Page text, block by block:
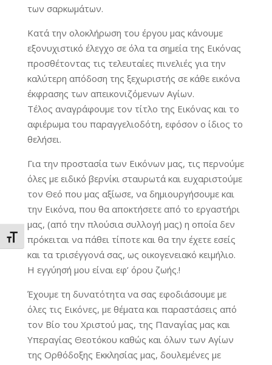
Εναλλαγή Μεγέθους Γραμμάτων
των σαρκωμάτων.
Κατά την ολοκλήρωση του έργου μας κάνουμε
εξονυχιστικό έλεγχο σε όλα τα σημεία της Εικόνας
προσθέτοντας τις τελευταίες πινελιές για την
καλύτερη απόδοση της ξεχωριστής σε κάθε εικόνα
έκφρασης των απεικονιζόμενων Αγίων.
Τέλος αναγράφουμε τον τίτλο της Εικόνας και το
αφιέρωμα του παραγγελιοδότη, εφόσον ο ίδιος το
θελήσει.
Για την προστασία των Εικόνων μας, τις περνούμε
όλες με ειδικό βερνίκι σταυρωτά και ευχαριστούμε
τον Θεό που μας αξίωσε, να δημιουργήσουμε και
την Εικόνα, που θα αποκτήσετε από το εργαστήρι
μας, (από την πλούσια συλλογή μας) η οποία δεν
πρόκειται να πάθει τίποτε και θα την έχετε εσείς
και τα τρισέγγονά σας, ως οικογενειακό κειμήλιο.
Η εγγύησή μου είναι εφ’ όρου ζωής.!
Έχουμε τη δυνατότητα να σας εφοδιάσουμε με
όλες τις Εικόνες, με θέματα και παραστάσεις από
τον Βίο του Χριστού μας, της Παναγίας μας και
Υπεραγίας Θεοτόκου καθώς και όλων των Αγίων
της Ορθόδοξης Εκκλησίας μας, δουλεμένες με